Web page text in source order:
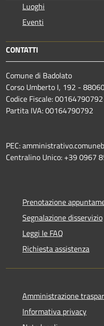
Luoghi
Eventi
CONTATTI
Comune di Badolato
Corso Umberto I, 192 -
Codice Fiscale: 00164790792
Partita IVA: 00164790792
PEC:
Centralino Unico: +39 0967
Prenotazione
Segnalazione disservizio
Leggi le FAQ
Richiesta assistenza
Amministrazione
Informativa privacy